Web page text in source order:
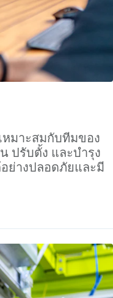
มาะสมกับทีมของ
ปรับตั้ง และบำรุง
ย่างปลอดภัยและมี